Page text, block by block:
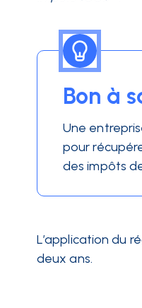
Bon à
Une
pour
des impôts
L’application du
deux ans.